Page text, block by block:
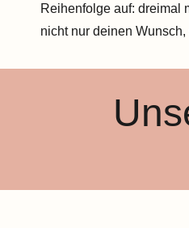
Reihenfolge auf: dreimal
nicht nur deinen